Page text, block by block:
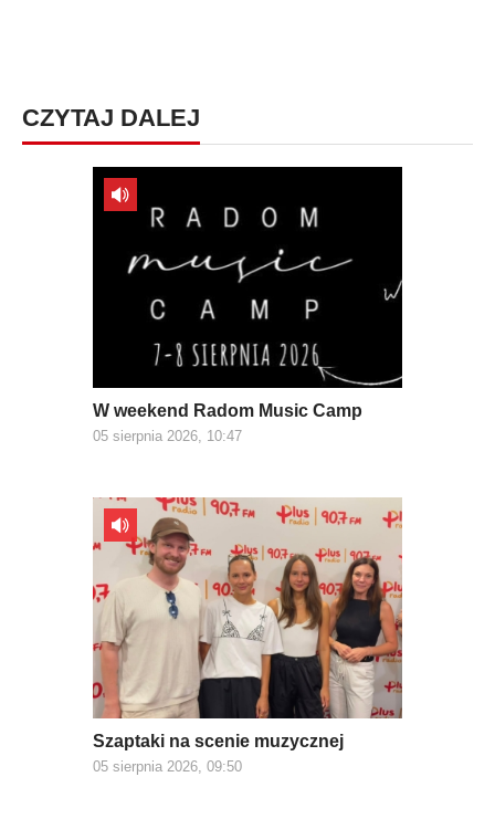
CZYTAJ DALEJ
W weekend Radom Music Camp
05 sierpnia 2026, 10:47
Szaptaki na scenie muzycznej
05 sierpnia 2026, 09:50